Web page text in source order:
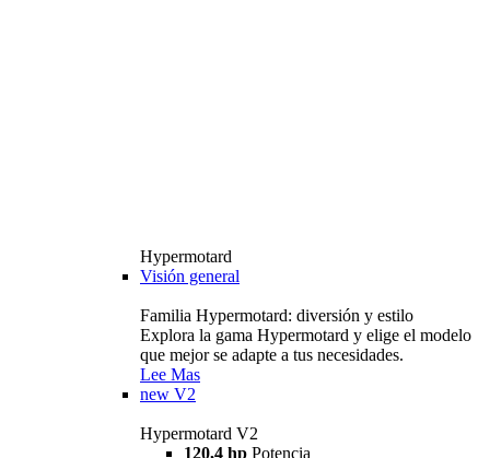
Hypermotard
Visión general
Familia Hypermotard: diversión y estilo
Explora la gama Hypermotard y elige el modelo
que mejor se adapte a tus necesidades.
Lee Mas
new V2
Hypermotard V2
120,4 hp Potencia